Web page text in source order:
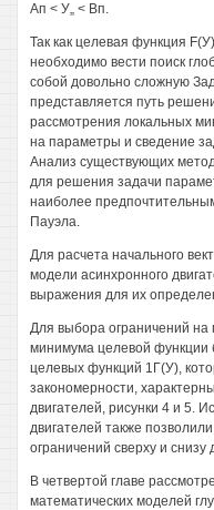
Ап < У„ < Вп.
Так как целевая функция
необходимо вести поиск
собой довольно сложную
представляется путь
рассмотрения локальных
на параметры и сведение
Анализ существующих
для решения задачи
наиболее
Пауэла.
Для расчета начального
модели асинхронного
выражения для их
Для выбора ограничений на
минимума целевой функции
целевых функций 1Г(У),
закономерности,
двигателей, рисунки 4 и 5.
двигателей также
ограничений сверху и
В четвертой главе
математических моделей